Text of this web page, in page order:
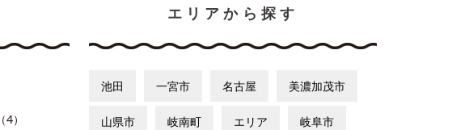
）
エリアから探す
池田 一宮市 名古屋 美濃加茂市
山県市 岐南町 エリア 岐阜市